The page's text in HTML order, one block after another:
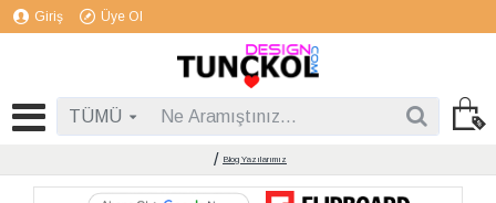
Giriş Üye Ol
TÜMÜ
Blog Yazılarımız